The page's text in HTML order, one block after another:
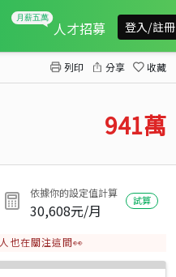
人才招募 登入/註冊
列印 分享 收藏
941萬
依據你的設定值計算
30,608元/月
試算
人也在關注這間👀